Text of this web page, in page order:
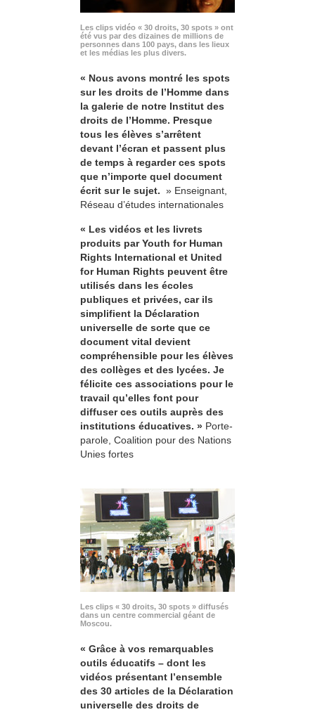
Les clips vidéo « 30 droits, 30 spots » ont
été vus par des dizaines de millions de
personnes dans 100 pays, dans les lieux
et les médias les plus divers.
« Nous avons montré les spots
sur les droits de l’Homme dans
la galerie de notre Institut des
droits de l’Homme. Presque
tous les élèves s’arrêtent
devant l’écran et passent plus
de temps à regarder ces spots
que n’importe quel document
écrit sur le sujet. » Enseignant,
Réseau d’études internationales
« Les vidéos et les livrets
produits par Youth for Human
Rights International et United
for Human Rights peuvent être
utilisés dans les écoles
publiques et privées, car ils
simplifient la Déclaration
universelle de sorte que ce
document vital devient
compréhensible pour les élèves
des collèges et des lycées. Je
félicite ces associations pour le
travail qu’elles font pour
diffuser ces outils auprès des
institutions éducatives. » Porte-
parole, Coalition pour des Nations
Unies fortes
Les clips « 30 droits, 30 spots » diffusés
dans un centre commercial géant de
Moscou.
« Grâce à vos remarquables
outils éducatifs – dont les
vidéos présentant l’ensemble
des 30 articles de la Déclaration
universelle des droits de